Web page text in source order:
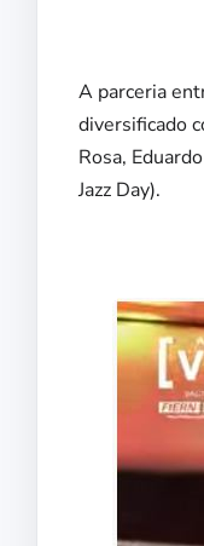
A parceria
diversificado
Rosa,
Jazz Day).